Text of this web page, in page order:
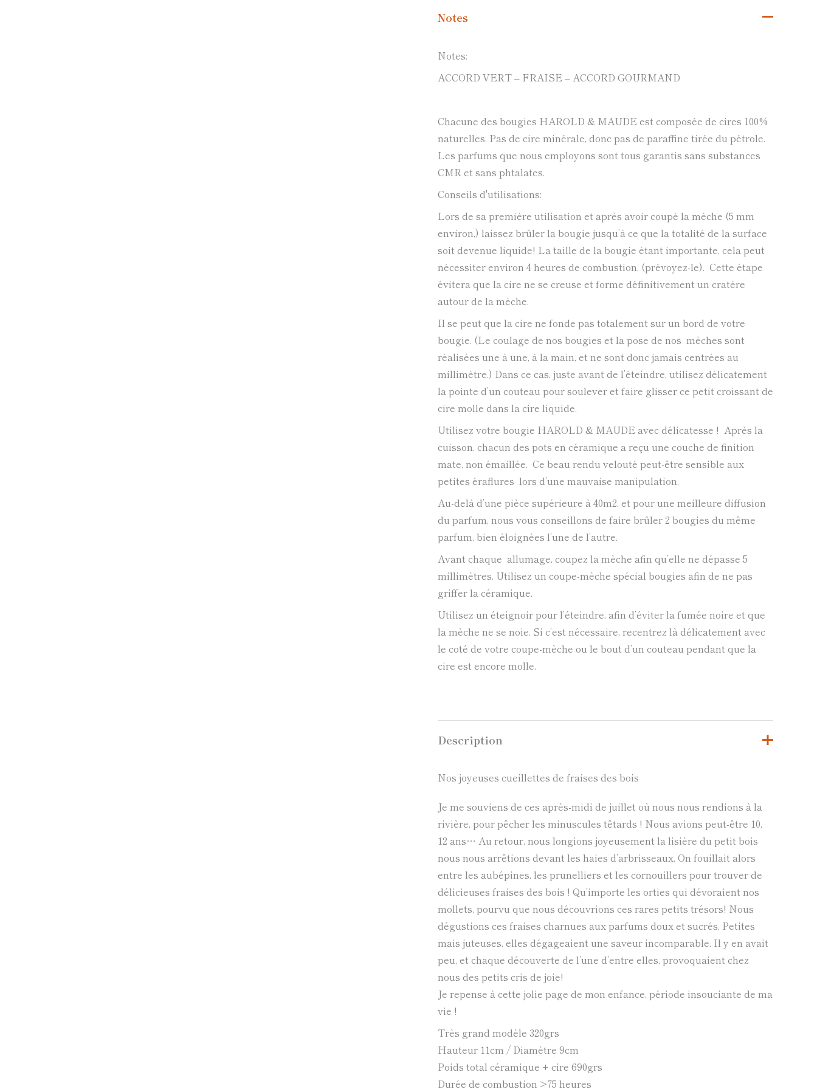
Notes
Notes:
ACCORD VERT – FRAISE – ACCORD GOURMAND
Chacune des bougies HAROLD & MAUDE est composée de cires 100%
naturelles. Pas de cire minérale, donc pas de paraffine tirée du pétrole.
Les parfums que nous employons sont tous garantis sans substances
CMR et sans phtalates.
Conseils d'utilisations:
Lors de sa première utilisation et après avoir coupé la mèche (5 mm
environ,) laissez brûler la bougie jusqu’à ce que la totalité de la surface
soit devenue liquide! La taille de la bougie étant importante, cela peut
nécessiter environ 4 heures de combustion, (prévoyez-le). Cette étape
évitera que la cire ne se creuse et forme définitivement un cratère
autour de la mèche.
Il se peut que la cire ne fonde pas totalement sur un bord de votre
bougie. (Le coulage de nos bougies et la pose de nos mèches sont
réalisées une à une, à la main, et ne sont donc jamais centrées au
millimètre.) Dans ce cas, juste avant de l’éteindre, utilisez délicatement
la pointe d’un couteau pour soulever et faire glisser ce petit croissant de
cire molle dans la cire liquide.
Utilisez votre bougie HAROLD & MAUDE avec délicatesse ! Après la
cuisson, chacun des pots en céramique a reçu une couche de finition
mate, non émaillée. Ce beau rendu velouté peut-être sensible aux
petites éraflures lors d’une mauvaise manipulation.
Au-delà d’une pièce supérieure à 40m2, et pour une meilleure diffusion
du parfum, nous vous conseillons de faire brûler 2 bougies du même
parfum, bien éloignées l’une de l’autre.
Avant chaque allumage, coupez la mèche afin qu’elle ne dépasse 5
millimètres. Utilisez un coupe-mèche spécial bougies afin de ne pas
griffer la céramique.
Utilisez un éteignoir pour l’éteindre, afin d’éviter la fumée noire et que
la mèche ne se noie. Si c’est nécessaire, recentrez là délicatement avec
le coté de votre coupe-mèche ou le bout d’un couteau pendant que la
cire est encore molle.
Description
Nos joyeuses cueillettes de fraises des bois
Je me souviens de ces après-midi de juillet où nous nous rendions à la
rivière, pour pêcher les minuscules têtards ! Nous avions peut-être 10,
12 ans… Au retour, nous longions joyeusement la lisière du petit bois
nous nous arrêtions devant les haies d’arbrisseaux. On fouillait alors
entre les aubépines, les prunelliers et les cornouillers pour trouver de
délicieuses fraises des bois ! Qu’importe les orties qui dévoraient nos
mollets, pourvu que nous découvrions ces rares petits trésors! Nous
dégustions ces fraises charnues aux parfums doux et sucrés. Petites
mais juteuses, elles dégageaient une saveur incomparable. Il y en avait
peu, et chaque découverte de l’une d’entre elles, provoquaient chez
nous des petits cris de joie!
Je repense à cette jolie page de mon enfance, période insouciante de ma
vie !
Très grand modèle 320grs
Hauteur 11cm / Diamètre 9cm
Poids total céramique + cire 690grs
Durée de combustion >75 heures